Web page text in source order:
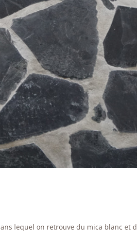
lequel on retrouve du mica blanc et